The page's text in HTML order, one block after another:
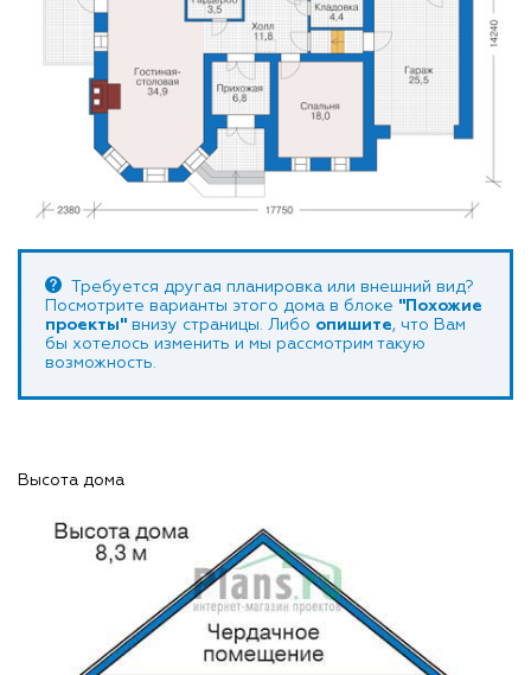
Требуется другая планировка или внешний вид?
Посмотрите варианты этого дома в блоке "Похожие
проекты" внизу страницы. Либо опишите, что Вам
бы хотелось изменить и мы рассмотрим такую
возможность.
Высота дома